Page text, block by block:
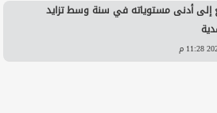
إلى أدنى مستوياته في سنة وسط تزايد